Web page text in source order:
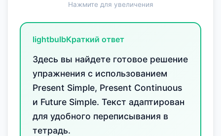
Нажмите для увеличения
lightbulbКраткий ответ
Здесь вы найдете готовое решение
упражнения с использованием
Present Simple, Present Continuous
и Future Simple. Текст адаптирован
для удобного переписывания в
тетрадь.